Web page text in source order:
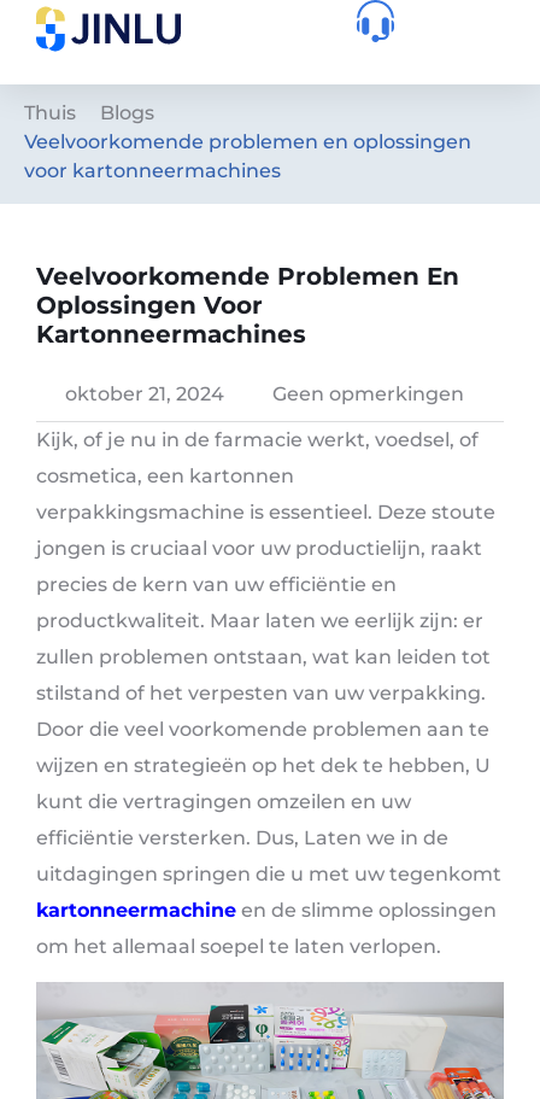
Thuis
Blogs
Veelvoorkomende problemen en oplossingen
voor kartonneermachines
Veelvoorkomende Problemen En
Oplossingen Voor
Kartonneermachines
oktober 21, 2024
Geen opmerkingen
Kijk, of je nu in de farmacie werkt, voedsel, of
cosmetica, een kartonnen
verpakkingsmachine is essentieel. Deze stoute
jongen is cruciaal voor uw productielijn, raakt
precies de kern van uw efficiëntie en
productkwaliteit. Maar laten we eerlijk zijn: er
zullen problemen ontstaan, wat kan leiden tot
stilstand of het verpesten van uw verpakking.
Door die veel voorkomende problemen aan te
wijzen en strategieën op het dek te hebben, U
kunt die vertragingen omzeilen en uw
efficiëntie versterken. Dus, Laten we in de
uitdagingen springen die u met uw tegenkomt
kartonneermachine en de slimme oplossingen
om het allemaal soepel te laten verlopen.